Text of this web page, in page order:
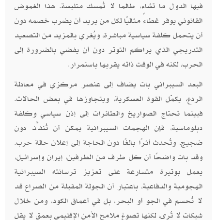
فيها الدول ما تشاء، طالما لا تُمسك متلبسة. هذا الغموض
القانوني يوفر غطاءً مثاليًا لكل من يريد أن يضرب خصمه دون
أن يتحمل كلفة سياسية مباشرة، ويُغري بالمزيد من التصعيد
التدريجي الذي يراكم التوتر دون أن يفضي بالضرورة إلى
الحرب، لكنه في الوقت ذاته يقربها باستمرار .
البعد السيبراني بات يضاف إلى عنصر مركزي في معادلة
الردع، يكمّل القوة العسكرية، ويتجاوزها في بعض الحالات.
فبينما تحتاج الصواريخ والطائرات إلى إذن سياسي وكلفة
دبلوماسية، فإن الهجمات السيبرانية يمكن أن تُنفَّذ دون
ضجيج، وتُحدث أثرًا بالغًا دون الحاجة إلى إعلان حالة حرب.
وقد بات واضحًا أن كل طرف من الطرفين، إيران وإسرائيل،
يعمل بوتيرة متسارعة على تعزيز ترسانته السيبرانية
الهجومية والدفاعية، باعتبار أن الجولة المقبلة من الصراع قد
لا تُحسم في الجو أو البحر، بل في أعماق الكود، ومن خلال
شبكات لا تُرى، لكنها تصوغ ملامح الأمن الإقليمي بعمق لا يقل